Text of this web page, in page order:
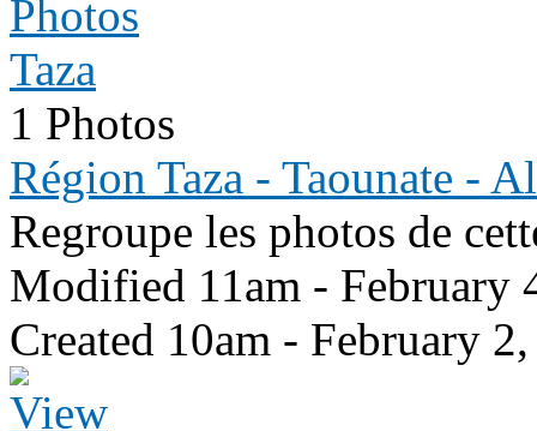
Taza
1 Photos
Région Taza - Taounate -
Regroupe les photos de
Modified 11am - February
Created 10am - February